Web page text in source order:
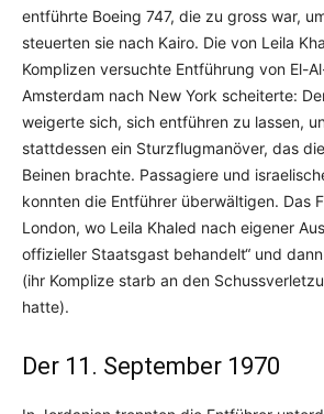
entführte Boeing 747, die zu gross war,
steuerten sie nach Kairo. Die von Leila
Komplizen versuchte Entführung von El-
Amsterdam nach New York scheiterte:
weigerte sich, sich entführen zu lassen,
stattdessen ein Sturzflugmanöver, das
Beinen brachte. Passagiere und
konnten die Entführer überwältigen. Das
London, wo Leila Khaled nach eigener
offizieller Staatsgast behandelt“ und
(ihr Komplize starb an den
hatte).
Der 11. September 1970